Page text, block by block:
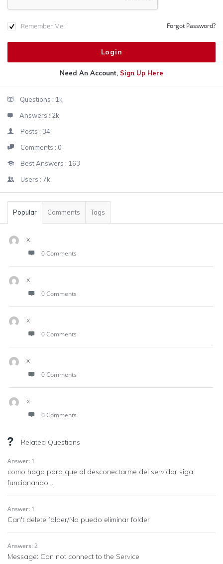
Remember Me! Forgot Password?
Need An Account, Sign Up Here
StatsQuestions : 1k
Answers : 2k
Posts : 34
Comments : 0
Best Answers : 163
Users : 7k
Popular Comments Tags
x
0 Comments
x
0 Comments
x
0 Comments
x
0 Comments
x
0 Comments
Related Questions
Answer: 1
como hago para que al desconectarme del servidor siga
funcionando ...
Answer: 1
Can't delete folder/No puedo eliminar folder
Answers: 2
Message: Can not connect to the Service